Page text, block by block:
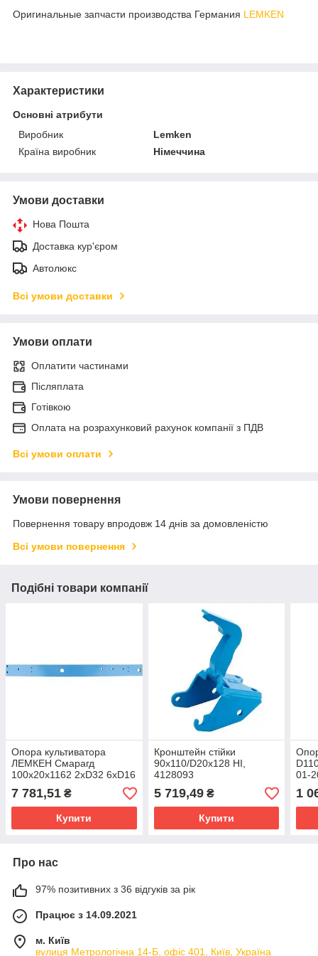
Оригинальные запчасти производства Германия LEMKEN
Характеристики
Основні атрибути
Виробник
Lemken
Країна виробник
Німеччина
Умови доставки
Нова Пошта
Доставка кур'єром
Автолюкс
Всі умови доставки
Умови оплати
Оплатити частинами
Післяплата
Готівкою
Оплата на розрахунковий рахунок компанії з ПДВ
Всі умови оплати
Умови повернення
Повернення товару впродовж 14 днів за домовленістю
Всі умови повернення
Подібні товари компанії
Опора культиватора
ЛЕМКЕН Смарагд
100x20x1162 2xD32 6xD16
4xD7 Акція
7 781,51 ₴
Купити
Кронштейн стійки
90x110/D20x128 HI,
4128093
5 719,49₴
Купити
01-
1
Про нас
97% позитивних з 36 відгуків за рік
Працює з 14.09.2021
м. Київ
вулиця Метрологічна 14-Б, офіс 401, Київ, Україна